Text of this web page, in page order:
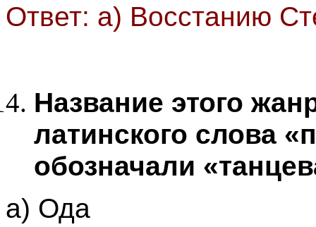
Ответ: а) Восстанию
Название этого
латинского слова
обозначали
а) Ода